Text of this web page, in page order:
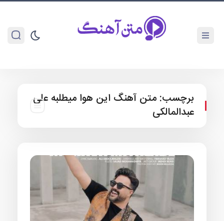
برچسب: متن آهنگ این هوا میطلبه علی
عبدالمالکی